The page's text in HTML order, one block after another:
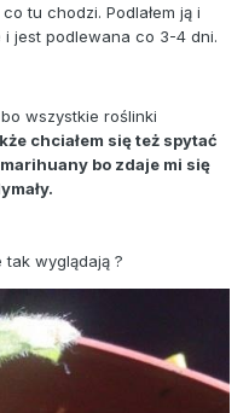
tu chodzi. Podlałem ją i
i jest podlewana co 3-4 dni.
wszystkie roślinki
chciałem się też spytać
bo zdaje mi się
wyglądają ?